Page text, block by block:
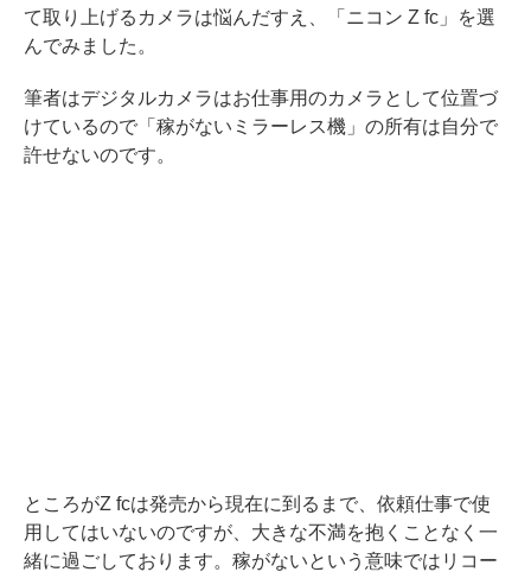
て取り上げるカメラは悩んだすえ、「ニコン Z fc」を選
んでみました。
筆者はデジタルカメラはお仕事用のカメラとして位置づ
けているので「稼がないミラーレス機」の所有は自分で
許せないのです。
ところがZ fcは発売から現在に到るまで、依頼仕事で使
用してはいないのですが、大きな不満を抱くことなく一
緒に過ごしております。稼がないという意味ではリコー